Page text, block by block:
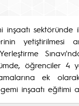
inşaatı
yetiştirilmesi
öğrenciler 4
ek
inşaatı eğitimi